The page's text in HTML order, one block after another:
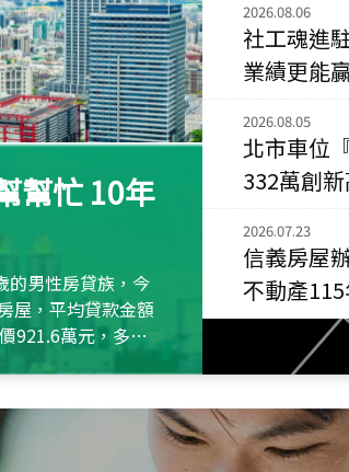
115
幫忙 10年
的男性房貸族，今
屋，平均貸款金額
921.6萬元，多出
2026.08.06
社工魂進
業績更能
2026.08.05
北市車位
332萬創
2026.07.23
信義房屋
不動產